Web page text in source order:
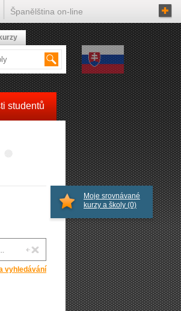
studentů
vyhledávání
Moje srovnávané
kurzy a školy (0)
Španělština on-line